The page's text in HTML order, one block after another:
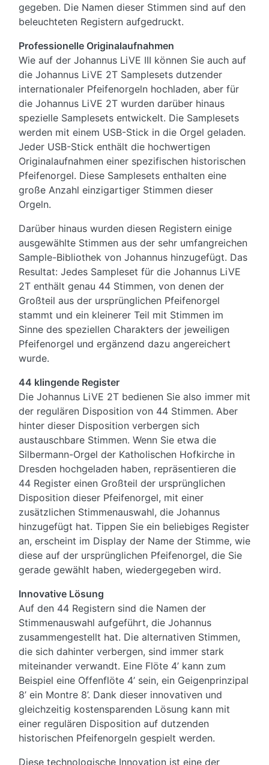
gegeben. Die Namen dieser Stimmen sind auf den
beleuchteten Registern aufgedruckt.
Professionelle Originalaufnahmen
Wie auf der Johannus LiVE III können Sie auch auf
die Johannus LiVE 2T Samplesets dutzender
internationaler Pfeifenorgeln hochladen, aber für
die Johannus LiVE 2T wurden darüber hinaus
spezielle Samplesets entwickelt. Die Samplesets
werden mit einem USB-Stick in die Orgel geladen.
Jeder USB-Stick enthält die hochwertigen
Originalaufnahmen einer spezifischen historischen
Pfeifenorgel. Diese Samplesets enthalten eine
große Anzahl einzigartiger Stimmen dieser
Orgeln.
Darüber hinaus wurden diesen Registern einige
ausgewählte Stimmen aus der sehr umfangreichen
Sample-Bibliothek von Johannus hinzugefügt. Das
Resultat: Jedes Sampleset für die Johannus LiVE
2T enthält genau 44 Stimmen, von denen der
Großteil aus der ursprünglichen Pfeifenorgel
stammt und ein kleinerer Teil mit Stimmen im
Sinne des speziellen Charakters der jeweiligen
Pfeifenorgel und ergänzend dazu angereichert
wurde.
44 klingende Register
Die Johannus LiVE 2T bedienen Sie also immer mit
der regulären Disposition von 44 Stimmen. Aber
hinter dieser Disposition verbergen sich
austauschbare Stimmen. Wenn Sie etwa die
Silbermann-Orgel der Katholischen Hofkirche in
Dresden hochgeladen haben, repräsentieren die
44 Register einen Großteil der ursprünglichen
Disposition dieser Pfeifenorgel, mit einer
zusätzlichen Stimmenauswahl, die Johannus
hinzugefügt hat. Tippen Sie ein beliebiges Register
an, erscheint im Display der Name der Stimme, wie
diese auf der ursprünglichen Pfeifenorgel, die Sie
gerade gewählt haben, wiedergegeben wird.
Innovative Lösung
Auf den 44 Registern sind die Namen der
Stimmenauswahl aufgeführt, die Johannus
zusammengestellt hat. Die alternativen Stimmen,
die sich dahinter verbergen, sind immer stark
miteinander verwandt. Eine Flöte 4’ kann zum
Beispiel eine Offenflöte 4’ sein, ein Geigenprinzipal
8’ ein Montre 8’. Dank dieser innovativen und
gleichzeitig kostensparenden Lösung kann mit
einer regulären Disposition auf dutzenden
historischen Pfeifenorgeln gespielt werden.
Diese technologische Innovation ist eine der